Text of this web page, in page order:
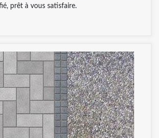
prêt à vous satisfaire.